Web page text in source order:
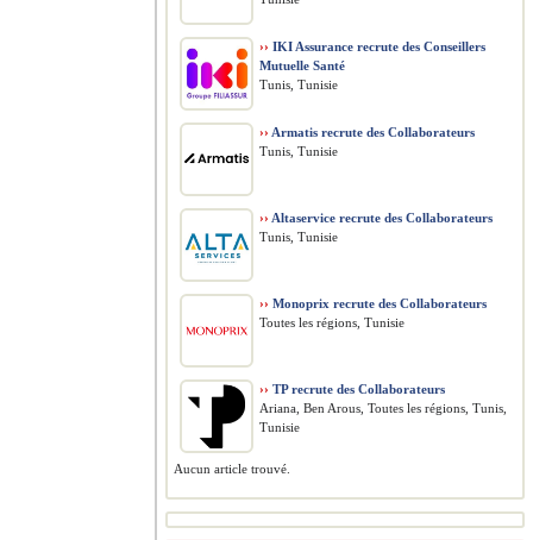
›› IKI Assurance recrute des Conseillers
Mutuelle Santé
Tunis, Tunisie
›› Armatis recrute des Collaborateurs
Tunis, Tunisie
›› Altaservice recrute des Collaborateurs
Tunis, Tunisie
›› Monoprix recrute des Collaborateurs
Toutes les régions, Tunisie
›› TP recrute des Collaborateurs
Ariana, Ben Arous, Toutes les régions, Tunis,
Tunisie
Aucun article trouvé.